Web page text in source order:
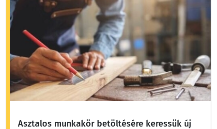
Asztalos munkakör betöltésére keressük új